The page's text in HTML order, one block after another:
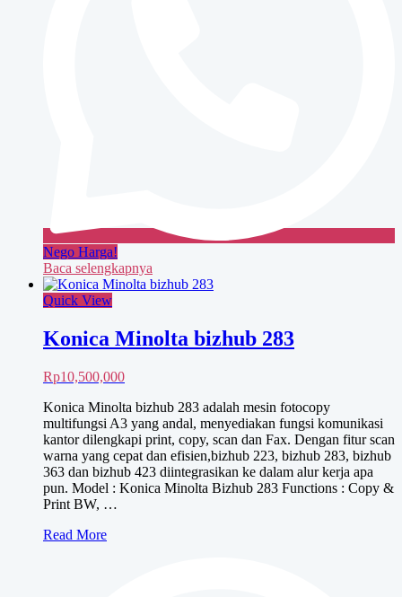
Nego Harga!
Baca selengkapnya
Quick View
Konica Minolta bizhub 283
Rp10,500,000
Konica Minolta bizhub 283 adalah mesin fotocopy
multifungsi A3 yang andal, menyediakan fungsi komunikasi
kantor dilengkapi print, copy, scan dan Fax. Dengan fitur scan
warna yang cepat dan efisien,bizhub 223, bizhub 283, bizhub
363 dan bizhub 423 diintegrasikan ke dalam alur kerja apa
pun. Model : Konica Minolta Bizhub 283 Functions : Copy &
Print BW, …
Konica
Read More